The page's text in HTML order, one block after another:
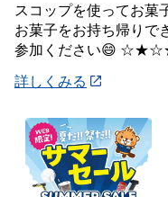
スコップを使ってお菓子を
お菓子をお持ち帰りで
参加ください😄 ☆★☆★☆★☆★☆★☆★☆ 【📅開催日
詳しくみる